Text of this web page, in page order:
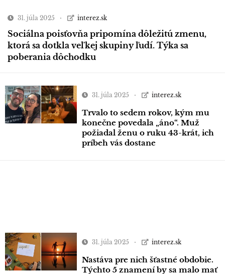
31. júla 2025 interez.sk
Sociálna poisťovňa pripomína dôležitú zmenu,
ktorá sa dotkla veľkej skupiny ľudí. Týka sa
poberania dôchodku
31. júla 2025 interez.sk
Trvalo to sedem rokov, kým mu
konečne povedala „áno“. Muž
požiadal ženu o ruku 43-krát, ich
príbeh vás dostane
31. júla 2025 interez.sk
Nastáva pre nich šťastné obdobie.
Týchto 5 znamení by sa malo mať